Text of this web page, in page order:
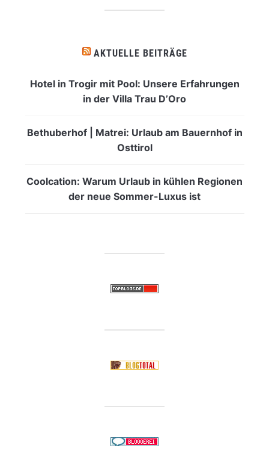
AKTUELLE BEITRÄGE
Hotel in Trogir mit Pool: Unsere Erfahrungen
in der Villa Trau D’Oro
Bethuberhof | Matrei: Urlaub am Bauernhof in
Osttirol
Coolcation: Warum Urlaub in kühlen Regionen
der neue Sommer-Luxus ist